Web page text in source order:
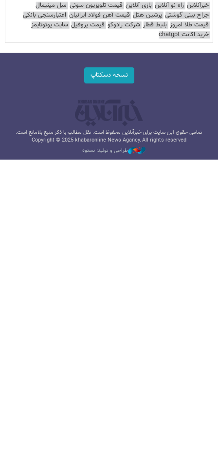
خبرآنلاین راه نو آنلاین بازی آنلاین قیمت تلویزیون سونی مبل مینیمال
جراح بینی گوشتی پرشین هتل قیمت آهن فولاد ایرانیان اعتبارسنجی بانکی
قیمت طلا امروز بلیط قطار شرکت رادوکو قیمت پروفیل سایت یوتوتایمز
خرید اکانت chatgpt
نسخه دسکتاپ
تمامی حقوق این سایت برای خبرآنلاین محفوظ است. نقل مطالب با ذکر منبع بلامانع است.
Copyright © 2025 khabaronline News Agancy, All rights reserved
طراحی و تولید: نستوه